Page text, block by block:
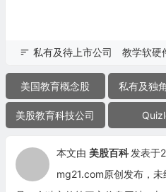
私有及待上市公司 教学软硬
美国教育概念股 私有及独
美股教育科技公司
本文由 美股百科 发表于
mg21.com原创发布，